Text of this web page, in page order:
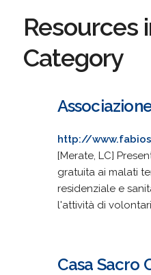
Resources
Category
http://
[Merate, LC]
gratuita ai malati
residenziale e
l'attività di
Casa Sacro